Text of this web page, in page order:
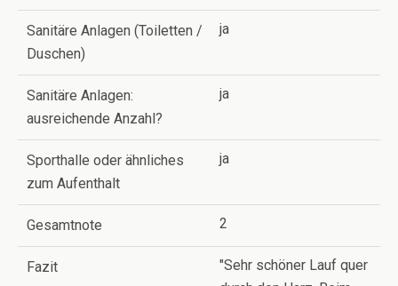
Sanitäre Anlagen (Toiletten /
Duschen)
ja
Sanitäre Anlagen:
ausreichende Anzahl?
ja
Sporthalle oder ähnliches
zum Aufenthalt
ja
Gesamtnote 2
Fazit
"Sehr schöner Lauf quer